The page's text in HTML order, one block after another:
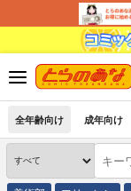
全年齢向け 成年向け